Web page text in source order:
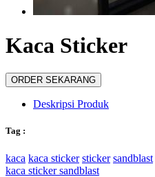
Kaca Sticker
Deskripsi Produk
Tag :
kaca kaca sticker sticker sandblast
kaca sticker sandblast